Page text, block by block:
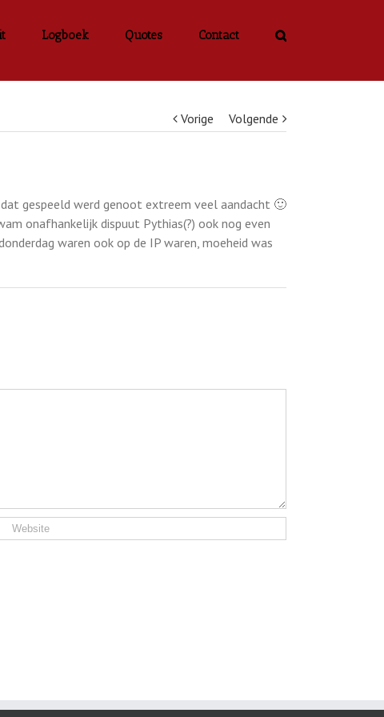
Logboek Quotes Contact
Vorige Volgende
gespeeld werd genoot extreem veel aandacht 🙂
onafhankelijk dispuut Pythias(?) ook nog even
waren ook op de IP waren, moeheid was